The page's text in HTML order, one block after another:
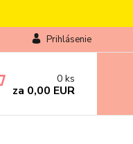
Prihlásenie
0 ks
za 0,00 EUR